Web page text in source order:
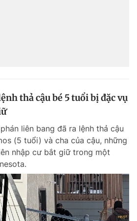
Liên hệ quảng cáo
thoại
thả cậu bé 5 tuổi bị đặc vụ
liên bang đã ra lệnh thả cậu
(5 tuổi) và cha của cậu, những
nhập cư bắt giữ trong một